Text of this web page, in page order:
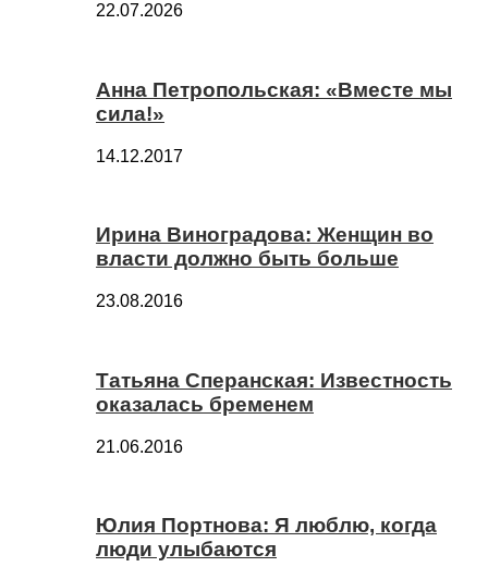
22.07.2026
Анна Петропольская: «Вместе мы
сила!»
14.12.2017
Ирина Виноградова: Женщин во
власти должно быть больше
23.08.2016
Татьяна Сперанская: Известность
оказалась бременем
21.06.2016
Юлия Портнова: Я люблю, когда
люди улыбаются